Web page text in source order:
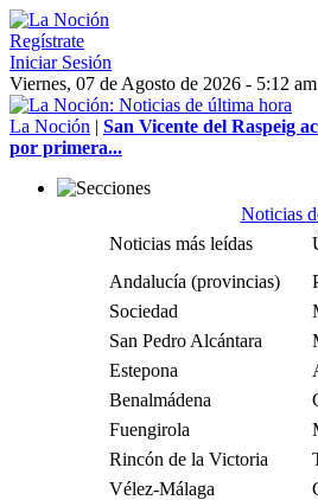
Regístrate
Iniciar Sesión
Viernes, 07 de Agosto de 2026 - 5:12 am
La Noción | San Vicente del Raspeig
por primera...
Noticias
Noticias más leídas
Andalucía (provincias)
Sociedad
San Pedro Alcántara
Estepona
Benalmádena
Fuengirola
Rincón de la Victoria
Vélez-Málaga